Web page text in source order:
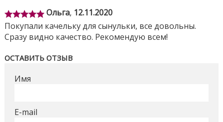
Поделиться
Ольга, 12.11.2020
Покупали качельку для сынульки, все довольны.
Сразу видно качество. Рекомендую всем!
ОСТАВИТЬ ОТЗЫВ
Имя
E-mail